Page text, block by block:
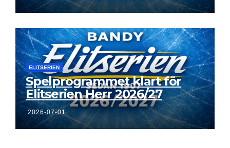
ELITSERIEN
Spelprogrammet klart för
Elitserien Herr 2026/27
2026-07-01